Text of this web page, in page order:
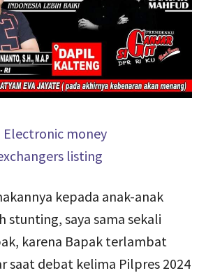
kepada anak-anak
stunting, saya sama sekali
karena Bapak terlambat
saat debat kelima Pilpres 2024